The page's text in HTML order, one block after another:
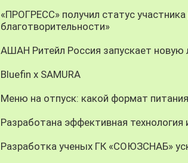
«ПРОГРЕСС» получил статус
благотворительности»
АШАН Ритейл Россия запускает
Bluefin x SAMURA
Меню на отпуск: какой формат
Разработана эффективная
Разработка ученых ГК «СОЮЗСНАБ»